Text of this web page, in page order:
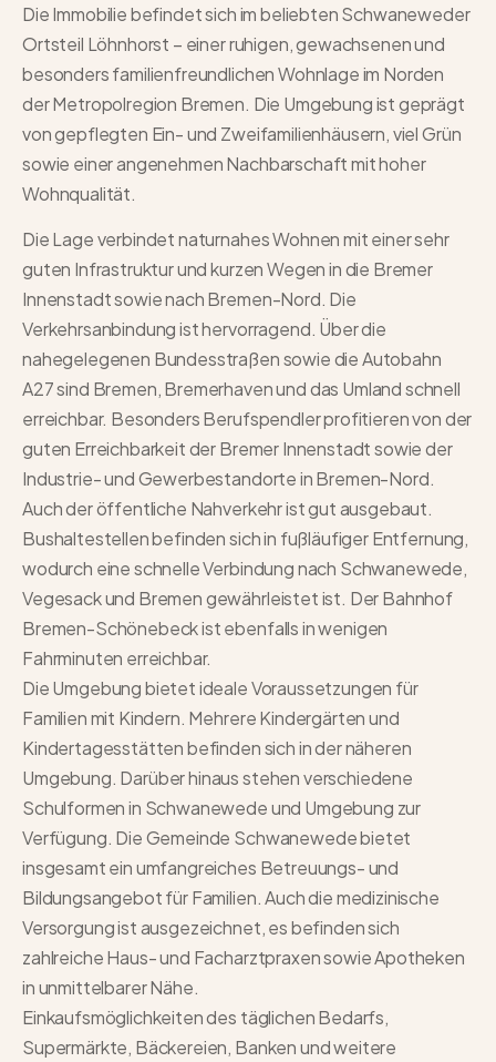
Die Immobilie befindet sich im beliebten Schwaneweder
Ortsteil Löhnhorst – einer ruhigen, gewachsenen und
besonders familienfreundlichen Wohnlage im Norden
der Metropolregion Bremen. Die Umgebung ist geprägt
von gepflegten Ein- und Zweifamilienhäusern, viel Grün
sowie einer angenehmen Nachbarschaft mit hoher
Wohnqualität.
Die Lage verbindet naturnahes Wohnen mit einer sehr
guten Infrastruktur und kurzen Wegen in die Bremer
Innenstadt sowie nach Bremen-Nord. Die
Verkehrsanbindung ist hervorragend. Über die
nahegelegenen Bundesstraßen sowie die Autobahn
A27 sind Bremen, Bremerhaven und das Umland schnell
erreichbar. Besonders Berufspendler profitieren von der
guten Erreichbarkeit der Bremer Innenstadt sowie der
Industrie- und Gewerbestandorte in Bremen-Nord.
Auch der öffentliche Nahverkehr ist gut ausgebaut.
Bushaltestellen befinden sich in fußläufiger Entfernung,
wodurch eine schnelle Verbindung nach Schwanewede,
Vegesack und Bremen gewährleistet ist. Der Bahnhof
Bremen-Schönebeck ist ebenfalls in wenigen
Fahrminuten erreichbar.
Die Umgebung bietet ideale Voraussetzungen für
Familien mit Kindern. Mehrere Kindergärten und
Kindertagesstätten befinden sich in der näheren
Umgebung. Darüber hinaus stehen verschiedene
Schulformen in Schwanewede und Umgebung zur
Verfügung. Die Gemeinde Schwanewede bietet
insgesamt ein umfangreiches Betreuungs- und
Bildungsangebot für Familien. Auch die medizinische
Versorgung ist ausgezeichnet, es befinden sich
zahlreiche Haus- und Facharztpraxen sowie Apotheken
in unmittelbarer Nähe.
Einkaufsmöglichkeiten des täglichen Bedarfs,
Supermärkte, Bäckereien, Banken und weitere